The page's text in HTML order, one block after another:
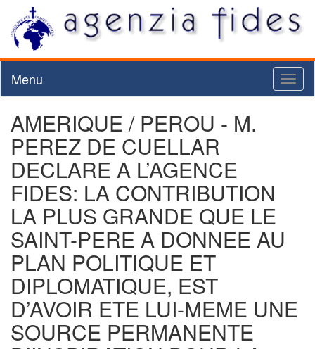
Menu
AMERIQUE / PEROU - M.
PEREZ DE CUELLAR
DECLARE A L’AGENCE
FIDES: LA CONTRIBUTION
LA PLUS GRANDE QUE LE
SAINT-PERE A DONNEE AU
PLAN POLITIQUE ET
DIPLOMATIQUE, EST
D’AVOIR ETE LUI-MEME UNE
SOURCE PERMANENTE